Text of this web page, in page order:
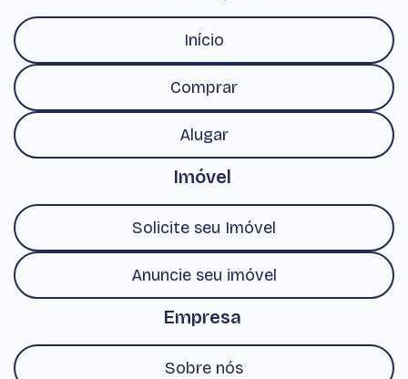
Início
Comprar
Alugar
Imóvel
Solicite seu Imóvel
Anuncie seu imóvel
Empresa
Sobre nós